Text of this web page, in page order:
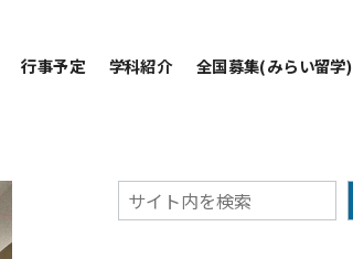
行事予定 学科紹介 全国募集(みらい留学)
検
索